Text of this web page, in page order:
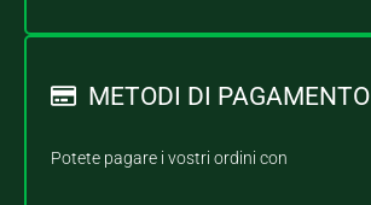
METODI DI PAGAMENTO
Potete pagare i vostri ordini con